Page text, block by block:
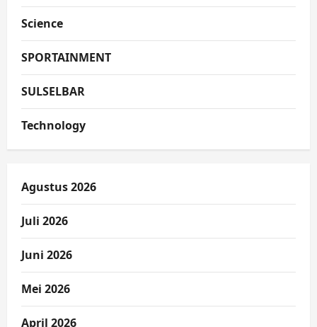
Science
SPORTAINMENT
SULSELBAR
Technology
Agustus 2026
Juli 2026
Juni 2026
Mei 2026
April 2026